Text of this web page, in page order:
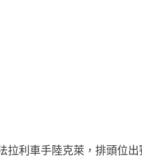
拉利車手陸克萊，排頭位